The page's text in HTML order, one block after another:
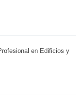
en Edificios y